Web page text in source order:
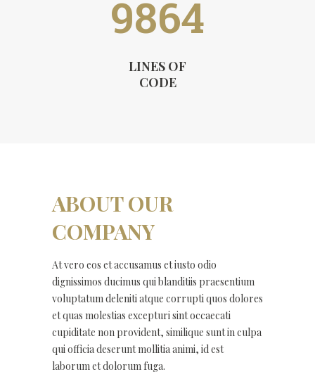
9864
LINES OF
CODE
ABOUT OUR
COMPANY
At vero eos et accusamus et iusto odio
dignissimos ducimus qui blanditiis praesentium
voluptatum deleniti atque corrupti quos dolores
et quas molestias excepturi sint occaecati
cupiditate non provident, similique sunt in culpa
qui officia deserunt mollitia animi, id est
laborum et dolorum fuga.